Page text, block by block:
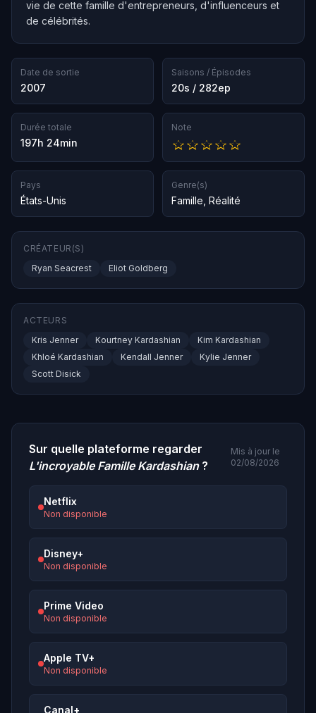
vie de cette famille d'entrepreneurs, d'influenceurs et
de célébrités.
Date de sortie
2007
Saisons / Épisodes
20s / 282ep
Durée totale
197h 24min
Note
Pays
États-Unis
Genre(s)
Famille Réalité
CRÉATEUR(S)
Ryan Seacrest
Eliot Goldberg
ACTEURS
Kris Jenner
Kourtney Kardashian
Kim Kardashian
Khloé Kardashian
Kendall Jenner
Kylie Jenner
Scott Disick
Sur quelle plateforme regarder
L'incroyable Famille Kardashian?
Mis à jour le
02/08/2026
Netflix
Non disponible
Disney+
Non disponible
Prime Video
Non disponible
Apple TV+
Non disponible
Canal+